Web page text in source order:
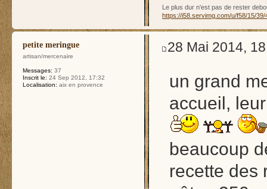
Le plus dur n'est pas de rester
https://i58.servimg.com/u/f58/15/39/
petite meringue
artisan/mercenaire
Messages: 37
Inscrit le: 24 Sep 2012, 17:32
Localisation: aix en provence
28 Mai 2014,
un grand
accueil,
beaucoup
recette des